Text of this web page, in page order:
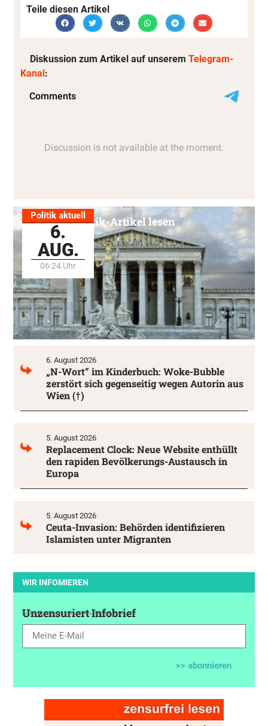
Teile diesen Artikel
Diskussion zum Artikel auf unserem Telegram-
Kanal:
Politik aktuell
6.
AUG.
06:24 Uhr
Alle Politik-Artikel lesen
6. August 2026
„N-Wort” im Kinderbuch: Woke-Bubble
zerstört sich gegenseitig wegen Autorin aus
Wien (†)
5. August 2026
Replacement Clock: Neue Website enthüllt
den rapiden Bevölkerungs-Austausch in
Europa
5. August 2026
Ceuta-Invasion: Behörden identifizieren
Islamisten unter Migranten
WIR INFOMIEREN
Unzensuriert Infobrief
>> abonnieren